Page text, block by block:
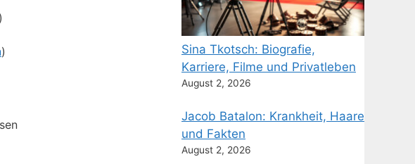
)
)
Sina Tkotsch: Biografie,
Karriere, Filme und Privatleben
August 2, 2026
Jacob Batalon: Krankheit, Haare
und Fakten
August 2, 2026